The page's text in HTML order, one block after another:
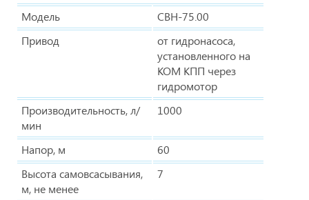
Модель
СВН-75.00
Привод
от гидронасоса,
установленного на
КОМ КПП через
гидромотор
Производительность, л/
мин
1000
Напор, м
60
Высота самовсасывания,
м, не менее
7